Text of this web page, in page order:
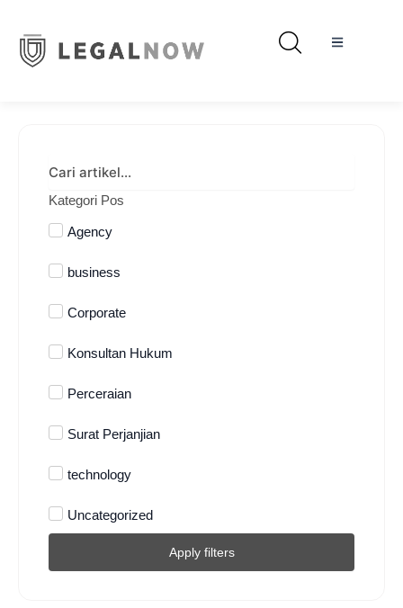
Kategori Pos
Agency
business
Corporate
Konsultan Hukum
Perceraian
Surat Perjanjian
technology
Uncategorized
Apply filters